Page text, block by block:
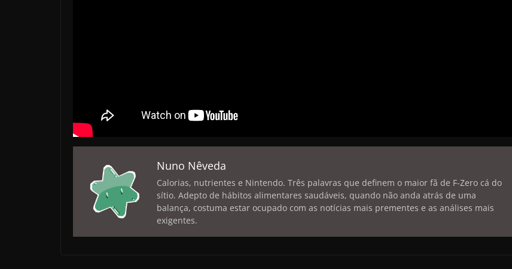
Nuno Nêveda
Calorias, nutrientes e Nintendo. Três palavras que definem o maior fã de F-Zero cá do
sítio. Adepto de hábitos alimentares saudáveis, quando não anda atrás de uma
balança, costuma estar ocupado com as notícias mais prementes e as análises mais
exigentes.